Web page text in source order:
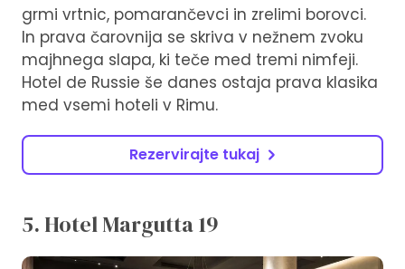
grmi vrtnic, pomarančevci in zrelimi borovci.
In prava čarovnija se skriva v nežnem zvoku
majhnega slapa, ki teče med tremi nimfeji.
Hotel de Russie še danes ostaja prava klasika
med vsemi hoteli v Rimu.
Rezervirajte tukaj
5. Hotel Margutta 19